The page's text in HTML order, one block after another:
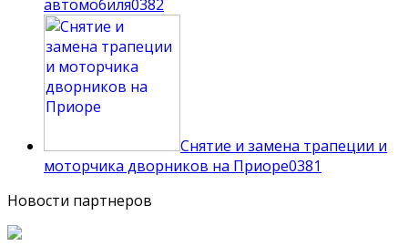
автомобиля0382
Снятие и замена трапеции и
моторчика дворников на Приоре0381
Новости партнеров